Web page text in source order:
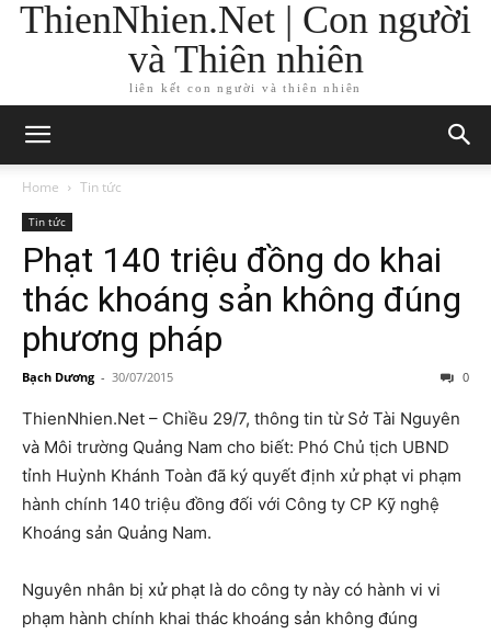
ThienNhien.Net | Con người
và Thiên nhiên
liên kết con người và thiên nhiên
Home Tin tức
Tin tức
Phạt 140 triệu đồng do khai
thác khoáng sản không đúng
phương pháp
Bạch Dương - 30/07/2015 0
ThienNhien.Net – Chiều 29/7, thông tin từ Sở Tài Nguyên
và Môi trường Quảng Nam cho biết: Phó Chủ tịch UBND
tỉnh Huỳnh Khánh Toàn đã ký quyết định xử phạt vi phạm
hành chính 140 triệu đồng đối với Công ty CP Kỹ nghệ
Khoáng sản Quảng Nam.
Nguyên nhân bị xử phạt là do công ty này có hành vi vi
phạm hành chính khai thác khoáng sản không đúng